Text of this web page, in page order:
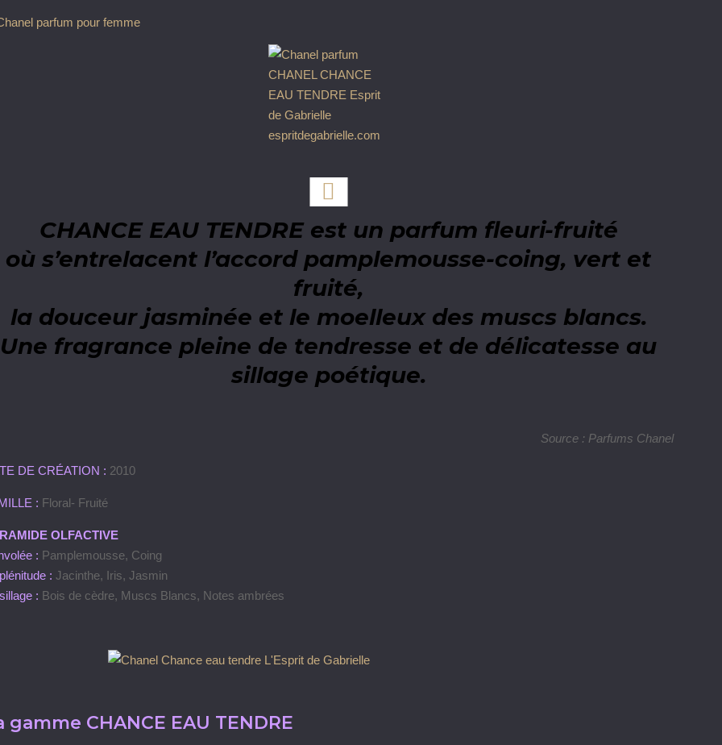
CHANCE EAU TENDRE est un parfum fleuri-fruité
où s’entrelacent l’accord pamplemousse-coing, vert et
fruité,
la douceur jasminée et le moelleux des muscs blancs.
Une fragrance pleine de tendresse et de délicatesse au
sillage poétique.
Source : Parfums Chanel
DE CRÉATION : 2010
: Floral- Fruité
OLFACTIVE
: Pamplemousse, Coing
:Jacinthe, Iris, Jasmin
: Bois de cèdre, Muscs Blancs, Notes ambrées
gamme CHANCE EAU TENDRE